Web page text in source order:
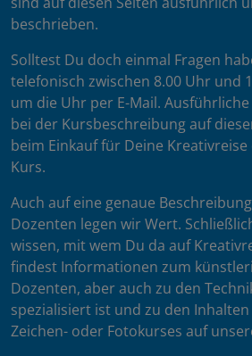
beschrieben.
Solltest Du doch einmal Fragen
telefonisch zwischen 8.00 Uhr und
um die Uhr per E-Mail.
bei der Kursbeschreibung auf
beim Einkauf für Deine
Kurs.
Auch auf eine genaue
Dozenten legen wir Wert.
wissen, mit wem Du da auf
findest Informationen zum
Dozenten, aber auch zu den
spezialisiert ist und zu den Inhalten
Zeichen- oder Fotokurses auf